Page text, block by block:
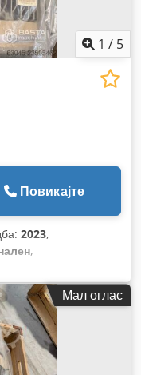
1 / 5
Повикајте
2023,
,
Мал оглас